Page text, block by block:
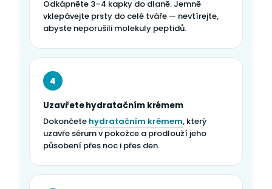
Odkápněte 3–4 kapky do dlaně. Jemně
vklepávejte prsty do celé tváře — nevtírejte,
abyste neporušili molekuly peptidů.
4
Uzavřete hydratačním krémem
Dokončete hydratačním krémem, který
uzavře sérum v pokožce a prodlouží jeho
působení přes noc i přes den.